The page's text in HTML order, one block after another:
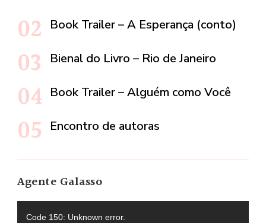
Book Trailer – A Esperança (conto)
Bienal do Livro – Rio de Janeiro
Book Trailer – Alguém como Você
Encontro de autoras
Agente Galasso
Code 150: Unknown error.